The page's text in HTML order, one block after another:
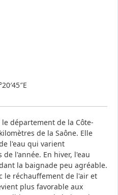
département de la Côte-
de la Saône. Elle
l'eau qui varient
l'année. En hiver, l'eau
la baignade peu agréable.
le réchauffement de l'air et
plus favorable aux